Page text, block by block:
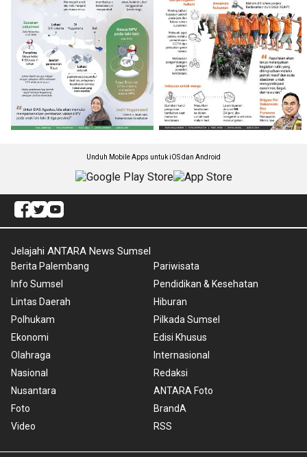
Unduh Mobile Apps untuk iOS dan Android
Jelajahi ANTARA News Sumsel
Berita Palembang
Info Sumsel
Lintas Daerah
Polhukam
Ekonomi
Olahraga
Nasional
Nusantara
Foto
Video
Pariwisata
Pendidikan & Kesehatan
Hiburan
Pilkada Sumsel
Edisi Khusus
Internasional
Redaksi
ANTARA Foto
BrandA
RSS